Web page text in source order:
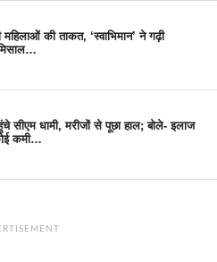
महिलाओं की ताकत, ‘स्वाभिमान’ ने गढ़ी
सीएम धामी, मरीजों से पूछा हाल; बोले- इलाज
कमी…